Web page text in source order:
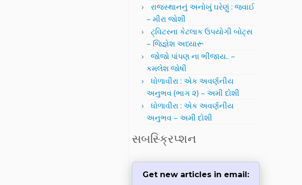
રાજસ્થાનનું અનોખું ઘરેણું : જવાઈ
– મીરા જોશી
ટ્વિટરના કેટલાક ઉપયોગી બોટ્સ
– જિજ્ઞેશ અધ્યારૂ
જોજો પાંપણ ના ભીંજાય.. –
કમલેશ જોષી
ધોળાવીરા : એક અવર્ણનીય
અનુભવ (ભાગ ૨) – અમી દોશી
ધોળાવીરા : એક અવર્ણનીય
અનુભવ – અમી દોશી
સબસ્ક્રિપ્શન
Get new articles in email: